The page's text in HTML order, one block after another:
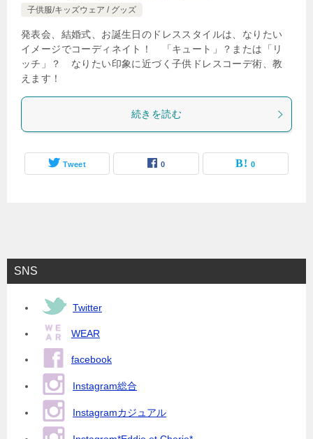
子供服/キッズウェア / グッズ
発表会、結婚式、お誕生日のドレススタイルは、なりたい
イメージでコーディネイト！ 「キュート」？または「リ
ッチ」？ なりたい印象に近づく子供ドレスコーデ術、教
えます！
続きを読む
Tweet 0 0
SNS
Twitter
WEAR
facebook
Instagram総合
Instagramカジュアル